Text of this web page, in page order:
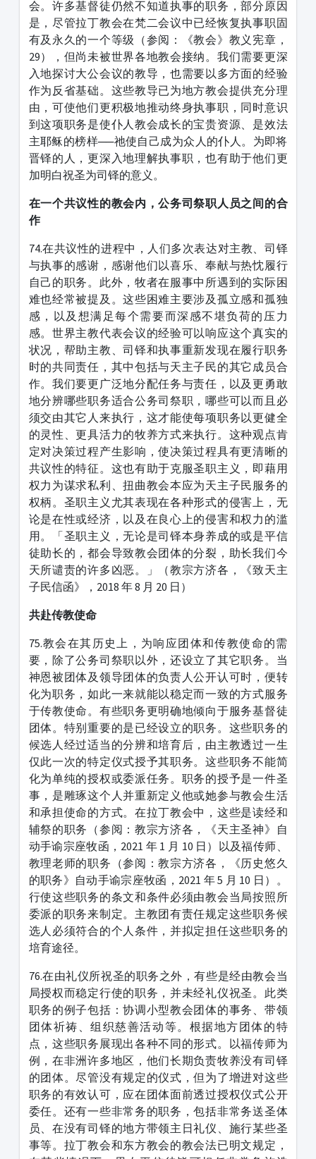
会。许多基督徒仍然不知道执事的职务，部分原因
是，尽管拉丁教会在梵二会议中已经恢复执事职固
有及永久的一个等级（参阅：《教会》教义宪章，
29），但尚未被世界各地教会接纳。我们需要更深
入地探讨大公会议的教导，也需要以多方面的经验
作为反省基础。这些教导已为地方教会提供充分理
由，可使他们更积极地推动终身执事职，同时意识
到这项职务是使仆人教会成长的宝贵资源、是效法
主耶稣的榜样──祂使自己成为众人的仆人。为即将
晋铎的人，更深入地理解执事职，也有助于他们更
加明白祝圣为司铎的意义。
在一个共议性的教会内，公务司祭职人员之间的合
作
74.在共议性的进程中，人们多次表达对主教、司铎
与执事的感谢，感谢他们以喜乐、奉献与热忱履行
自己的职务。此外，牧者在服事中所遇到的实际困
难也经常被提及。这些困难主要涉及孤立感和孤独
感，以及想满足每个需要而深感不堪负荷的压力
感。世界主教代表会议的经验可以响应这个真实的
状况，帮助主教、司铎和执事重新发现在履行职务
时的共同责任，其中包括与天主子民的其它成员合
作。我们要更广泛地分配任务与责任，以及更勇敢
地分辨哪些职务适合公务司祭职，哪些可以而且必
须交由其它人来执行，这才能使每项职务以更健全
的灵性、更具活力的牧养方式来执行。这种观点肯
定对决策过程产生影响，使决策过程具有更清晰的
共议性的特征。这也有助于克服圣职主义，即藉用
权力为谋求私利、扭曲教会本应为天主子民服务的
权柄。圣职主义尤其表现在各种形式的侵害上，无
论是在性或经济，以及在良心上的侵害和权力的滥
用。「圣职主义，无论是司铎本身养成的或是平信
徒助长的，都会导致教会团体的分裂，助长我们今
天所谴责的许多凶恶。」（教宗方济各，《致天主
子民信函》，2018 年 8 月 20 日）
共赴传教使命
75.教会在其历史上，为响应团体和传教使命的需
要，除了公务司祭职以外，还设立了其它职务。当
神恩被团体及领导团体的负责人公开认可时，便转
化为职务，如此一来就能以稳定而一致的方式服务
于传教使命。有些职务更明确地倾向于服务基督徒
团体。特别重要的是已经设立的职务。这些职务的
候选人经过适当的分辨和培育后，由主教透过一生
仅此一次的特定仪式授予其职务。这些职务不能简
化为单纯的授权或委派任务。职务的授予是一件圣
事，是雕琢这个人并重新定义他或她参与教会生活
和承担使命的方式。在拉丁教会中，这些是读经和
辅祭的职务（参阅：教宗方济各，《天主圣神》自
动手谕宗座牧函，2021 年 1 月 10 日）以及福传师、
教理老师的职务（参阅：教宗方济各，《历史悠久
的职务》自动手谕宗座牧函，2021 年 5 月 10 日）。
行使这些职务的条文和条件必须由教会当局按照所
委派的职务来制定。主教团有责任规定这些职务候
选人必须符合的个人条件，并拟定担任这些职务的
培育途径。
76.在由礼仪所祝圣的职务之外，有些是经由教会当
局授权而稳定行使的职务，并未经礼仪祝圣。此类
职务的例子包括：协调小型教会团体的事务、带领
团体祈祷、组织慈善活动等。根据地方团体的特
点，这些职务展现出各种不同的形式。以福传师为
例，在非洲许多地区，他们长期负责牧养没有司铎
的团体。尽管没有规定的仪式，但为了增进对这些
职务的有效认可，应在团体面前透过授权仪式公开
委任。还有一些非常务的职务，包括非常务送圣体
员、在没有司铎的地方带领主日礼仪、施行某些圣
事等。拉丁教会和东方教会的教会法已明文规定，